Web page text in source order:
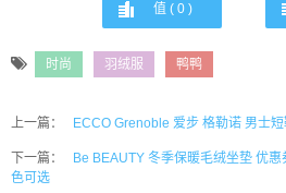
值 ( 0 )
时尚 羽绒服 鸭鸭
上一篇： ECCO Grenoble 爱步 格勒诺 男士
下一篇：
Be BEAUTY 冬季保暖毛绒坐垫 优
色可选